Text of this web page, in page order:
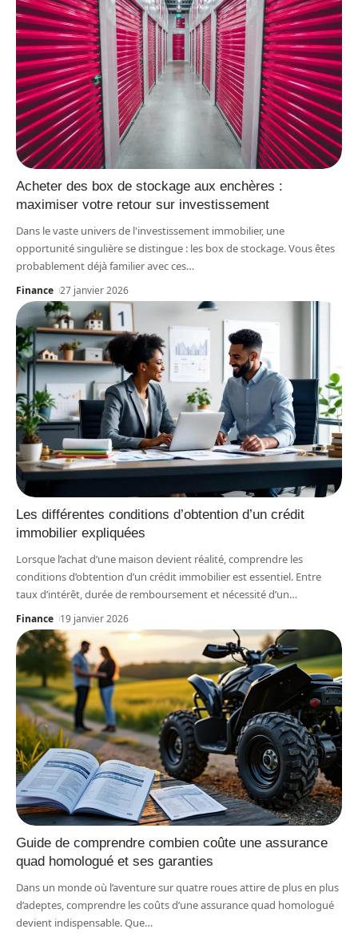
Acheter des box de stockage aux enchères :
maximiser votre retour sur investissement
Dans le vaste univers de l'investissement immobilier, une
opportunité singulière se distingue : les box de stockage. Vous êtes
probablement déjà familier avec ces…
Finance 27 janvier 2026
Les différentes conditions d’obtention d’un crédit
immobilier expliquées
Lorsque l’achat d’une maison devient réalité, comprendre les
conditions d’obtention d’un crédit immobilier est essentiel. Entre
taux d’intérêt, durée de remboursement et nécessité d’un…
Finance 19 janvier 2026
Guide de comprendre combien coûte une assurance
quad homologué et ses garanties
Dans un monde où l’aventure sur quatre roues attire de plus en plus
d’adeptes, comprendre les coûts d’une assurance quad homologué
devient indispensable. Que…